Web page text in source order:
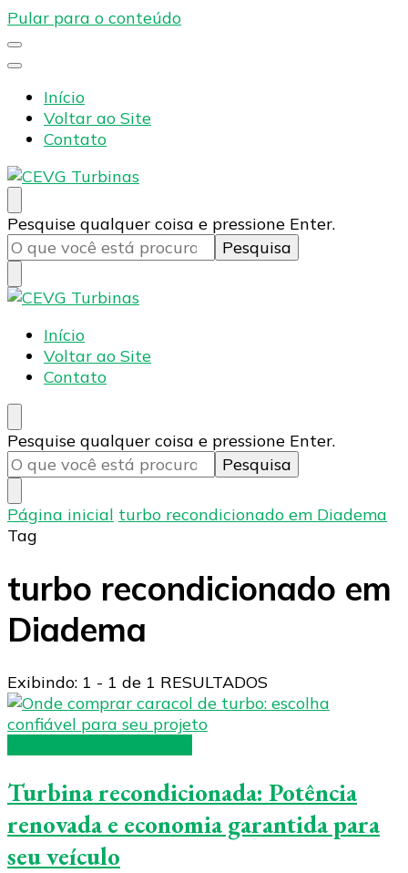
Pular para o conteúdo
Início
Voltar ao Site
Contato
CEVG Turbinas
Blog – CEVG Turbinas
Procurando
algo?
Pesquise qualquer coisa e pressione Enter.
CEVG Turbinas
Blog – CEVG Turbinas
Início
Voltar ao Site
Contato
Procurando
algo?
Pesquise qualquer coisa e pressione Enter.
Página inicial turbo recondicionado em Diadema
Tag
turbo recondicionado em
Diadema
Exibindo: 1 - 1 de 1 RESULTADOS
Turbina recondicionada: Potência
renovada e economia garantida para
seu veículo